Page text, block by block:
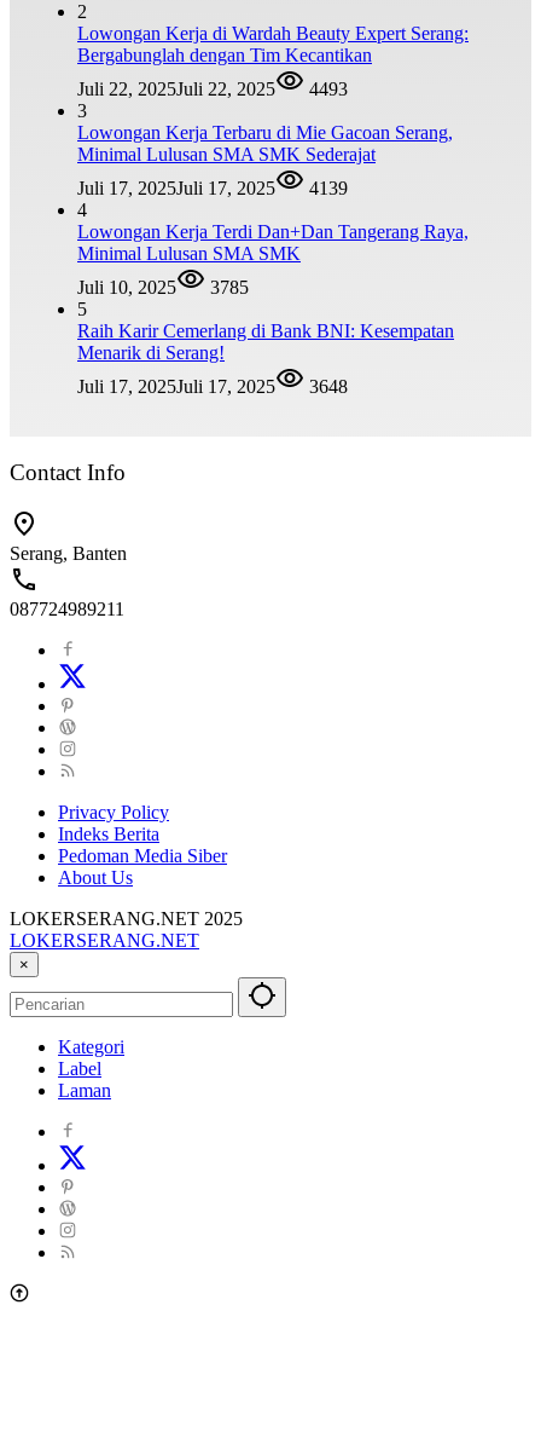
2
Lowongan Kerja di Wardah Beauty Expert Serang:
Bergabunglah dengan Tim Kecantikan
Juli 22, 2025Juli 22, 2025
4493
3
Lowongan Kerja Terbaru di Mie Gacoan Serang,
Minimal Lulusan SMA SMK Sederajat
Juli 17, 2025Juli 17, 2025
4139
4
Lowongan Kerja Terdi Dan+Dan Tangerang Raya,
Minimal Lulusan SMA SMK
Juli 10, 2025
3785
5
Raih Karir Cemerlang di Bank BNI: Kesempatan
Menarik di Serang!
Juli 17, 2025Juli 17, 2025 3648
Contact Info
Serang, Banten
087724989211
Privacy Policy
Indeks Berita
Pedoman Media Siber
About Us
LOKERSERANG.NET 2025
LOKERSERANG.NET
Info
Lowongan
Kerja
Sekitarnya
×
Kategori
Label
Laman